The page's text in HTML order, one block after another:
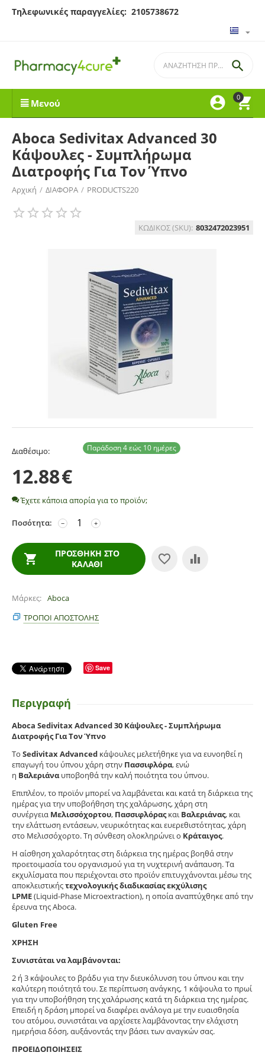
Τηλεφωνικές παραγγελίες: 2105738672
0



Μενού
Aboca Sedivitax Advanced 30
Κάψουλες - Συμπλήρωμα
Διατροφής Για Τον Ύπνο
Αρχική / ΔΙΑΦΟΡΑ / PRODUCTS220
ΚΩΔΙΚΟΣ (SKU): 8032472023951
Διαθέσιμο: Παράδοση 4 εώς 10 ημέρες
12.88€
Έχετε κάποια απορία για το προϊόν;
Ποσότητα: +
−
ΠΡΟΣΘΉΚΗ ΣΤΟ
ΚΑΛΆΘΙ
Μάρκες
Aboca
ΤΡΌΠΟΙ ΑΠΟΣΤΟΛΉΣ
Save
Περιγραφή
Aboca Sedivitax Advanced 30 Κάψουλες - Συμπλήρωμα
Διατροφής Για Τον Ύπνο
Το Sedivitax Advanced κάψουλες μελετήθηκε για να ευνοηθεί η
επαγωγή του ύπνου χάρη στην Πασσιφλόρα, ενώ
η Βαλεριάνα υποβοηθά την καλή ποιότητα του ύπνου.
Επιπλέον, το προϊόν μπορεί να λαμβάνεται και κατά τη διάρκεια της
ημέρας για την υποβοήθηση της χαλάρωσης, χάρη στη
συνέργεια Μελισσόχορτου, Πασσιφλόραςκαι Βαλεριάνας, και
την ελάττωση εντάσεων, νευρικότητας και ευερεθιστότητας, χάρη
στο Μελισσόχορτο. Τη σύνθεση ολοκληρώνει ο Κράταιγος.
Η αίσθηση χαλαρότητας στη διάρκεια της ημέρας βοηθά στην
προετοιμασία του οργανισμού για τη νυχτερινή ανάπαυση. Τα
εκχυλίσματα που περιέχονται στο προϊόν επιτυγχάνονται μέσω της
αποκλειστικήςτεχνολογικής διαδικασίας εκχύλισης
LPME(Liquid-Phase Microextraction), η οποία αναπτύχθηκε από την
έρευνα της Aboca.
Gluten Free
ΧΡΗΣΗ
Συνιστάται να λαμβάνονται:
2 ή 3 κάψουλες το βράδυ για την διευκόλυνση του ύπνου και την
καλύτερη ποιότητά του. Σε περίπτωση ανάγκης, 1 κάψουλα το πρωί
για την υποβοήθηση της χαλάρωσης κατά τη διάρκεια της ημέρας.
Επειδή η δράση μπορεί να διαφέρει ανάλογα με την ευαισθησία
του ατόμου, συνιστάται να αρχίσετε λαμβάνοντας την ελάχιστη
ημερήσια δόση, αυξάνοντάς την βάσει των αναγκών σας.
ΠΡΟΕΙΔΟΠΟΙΗΣΕΙΣ